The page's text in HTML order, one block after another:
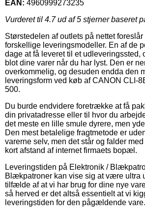
EAN: 4960999273235
Vurderet til 4.7ud af 5 stjerner baseret
Størstedelen af outlets på nettet
forskellige leveringsmodeller. En af de
dage at få leveret til et udleveringssted,
blot dine varer når du har lyst. Den er
overkommelig, og desuden endda den
leveringsform ved køb af CANON CLI-
500.
Du burde endvidere foretrække at få
din privatadresse eller til hvor du
det meste en lille smule dyrere, men
Den mest betalelige fragtmetode er
varerne selv, men det står og falder
kort afstand af internet firmaets bopæl.
Leveringstiden på Elektronik /
Blækpatroner kan vise sig at være ultra
tilfælde af at vi har brug for dine nye
så herved er det altså essentielt at vi
leveringstiden for den pågældende vare.